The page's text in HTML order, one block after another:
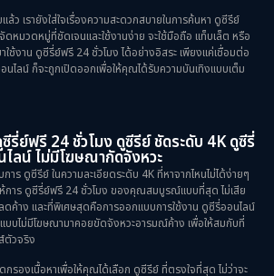
วิทยา (29)
ก
(6)
(1)
ว เรายังใส่ใจเรื่องความสะดวกสบายในการค้นหา ดูซีรีย์
หมวดหมู่ที่ชัดเจนและใช้งานง่าย จะใช้มือถือ แท็บเล็ต หรือ
ใช้งาน ดูซีรี่ย์ฟรี 24 ชั่วโมง ได้อย่างอิสระ เพียงแค่เชื่อมต่อ
นไลน์ ก็จะถูกเปิดออกเพื่อให้คุณได้รับความบันเทิงแบบเต็ม
รี่ย์ฟรี 24 ชั่วโมง ดูซีรีย์ ชัดระดับ 4K ดูซีรี่
ไลน์ ไม่มีโฆษณากัดจังหวะ
ร ดูซีรีย์ ในความละเอียดระดับ 4K ที่หาจากไหนไม่ได้ง่ายๆ
ห้การ ดูซีรี่ย์ฟรี 24 ชั่วโมง ของคุณสมบูรณ์แบบที่สุด ไม่เสีย
ค้าง และที่พิเศษสุดคือการออกแบบการใช้งาน ดูซีรี่ออนไลน์
บบไม่มีโฆษณามาคอยขัดจังหวะอารมณ์ค้าง เพื่อให้สมกับที่
ตัวจริง
กรองเนื้อหาเพื่อให้คุณได้เลือก ดูซีรีย์ ที่ตรงใจที่สุด ไม่ว่าจะ